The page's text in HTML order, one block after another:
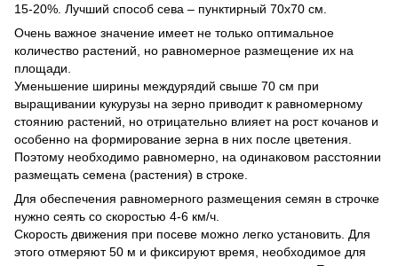
15-20%. Лучший способ сева – пунктирный 70х70 см.
Очень важное значение имеет не только оптимальное
количество растений, но равномерное размещение их на
площади.
Уменьшение ширины междурядий свыше 70 см при
выращивании кукурузы на зерно приводит к равномерному
стоянию растений, но отрицательно влияет на рост кочанов и
особенно на формирование зерна в них после цветения.
Поэтому необходимо равномерно, на одинаковом расстоянии
размещать семена (растения) в строке.
Для обеспечения равномерного размещения семян в строчке
нужно сеять со скоростью 4-6 км/ч.
Скорость движения при посеве можно легко установить. Для
этого отмеряют 50 м и фиксируют время, необходимое для